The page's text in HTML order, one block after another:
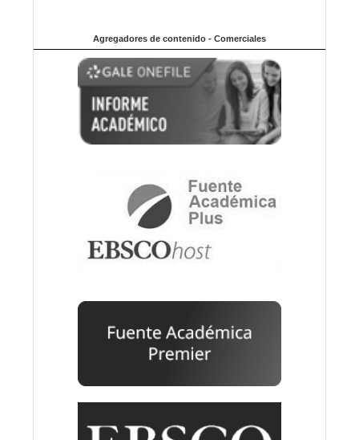
Agregadores de contenido - Comerciales